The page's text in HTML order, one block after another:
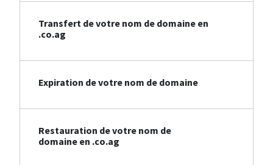
Transfert de votre nom de domaine en
.co.ag
Expiration de votre nom de domaine
Restauration de votre nom de
domaine en .co.ag